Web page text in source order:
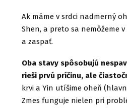
Ak máme v srdci nadmerný
Shen, a preto sa nemôžeme
a zaspať.
Oba stavy spôsobujú
rieši prvú príčinu, ale
krvi a Yin utíšime oheň
Zmes funguje nielen pri